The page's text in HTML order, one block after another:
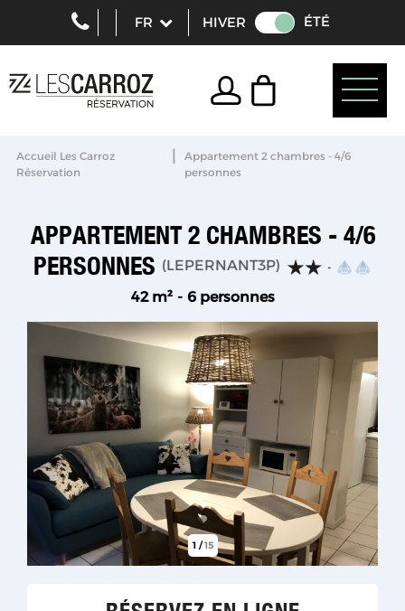
HIVER ÉTÉ
Accueil Les Carroz
Réservation
|
Appartement 2 chambres - 4/6
personnes
APPARTEMENT 2 CHAMBRES - 4/6
PERSONNES (LEPERNANT3P)
42 m² 6 personnes
1/15